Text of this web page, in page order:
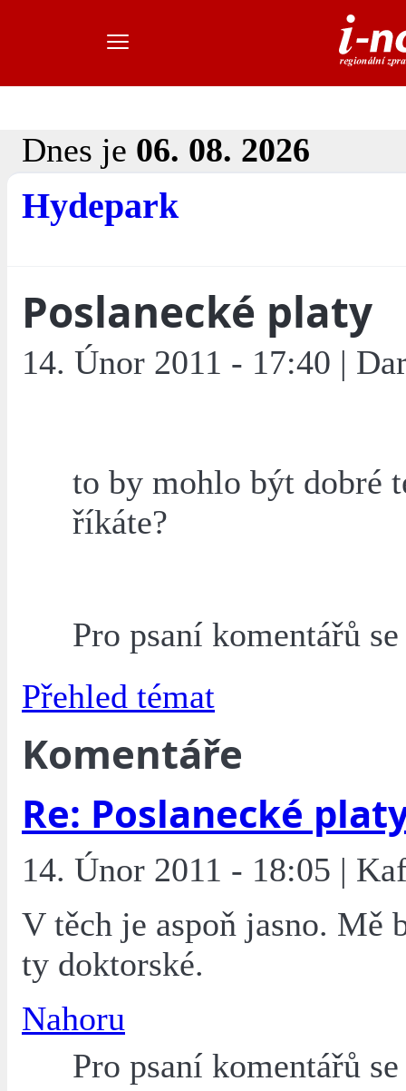
Dnes je 06. 08. 2026
Hydepark
Poslanecké platy
14. Únor 2011 - 17:40 |
to by mohlo být dobré
říkáte?
Pro psaní komentářů
Přehled témat
Komentáře
Re: Poslanecké
14. Únor 2011 - 18:05 |
V těch je aspoň jasno. Mě
ty doktorské.
Nahoru
Pro psaní komentářů